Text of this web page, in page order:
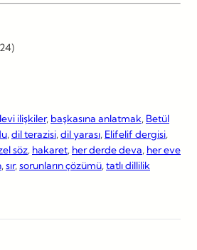
ilişkiler, başkasına anlatmak, Betül
, dil terazisi, dil yarası, Elifelif dergisi
söz, hakaret, her derde deva, her eve
, sır, sorunların çözümü, tatlı dillilik